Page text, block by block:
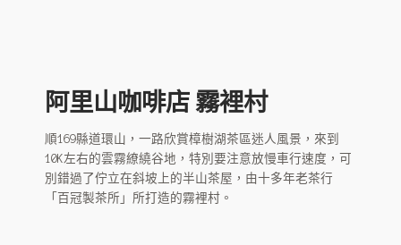
阿里山咖啡店 霧裡村
順169縣道環山，一路欣賞樟樹湖茶區迷人風景，來到
10K左右的雲霧繚繞谷地，特別要注意放慢車行速度，可
別錯過了佇立在斜坡上的半山茶屋，由十多年老茶行
「百冠製茶所」所打造的霧裡村。